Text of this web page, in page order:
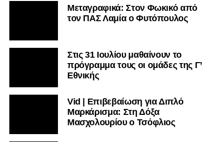
Μεταγραφικά: Στον Φωκικό από
τον ΠΑΣ Λαμία ο Φυτόπουλος
Στις 31 Ιουλίου μαθαίνουν το
πρόγραμμα τους οι ομάδες της Γ’
Εθνικής
Vid | Επιβεβαίωση για Διπλό
Μαρκάρισμα: Στη Δόξα
Μασχολουρίου ο Τσόφλιος